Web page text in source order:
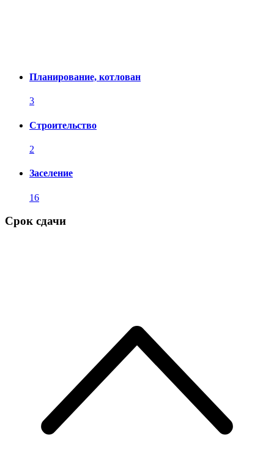
Планирование, котлован
3
Строительство
2
Заселение
16
Срок сдачи